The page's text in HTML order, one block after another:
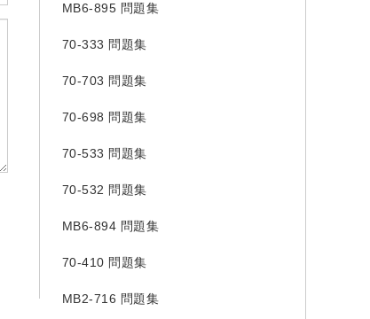
MB6-895 問題集
70-333 問題集
70-703 問題集
70-698 問題集
70-533 問題集
70-532 問題集
MB6-894 問題集
70-410 問題集
MB2-716 問題集